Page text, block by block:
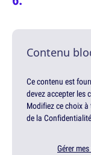
Contenu
Ce contenu est
devez accepter les
Modifiez ce choix
de la
Gérer